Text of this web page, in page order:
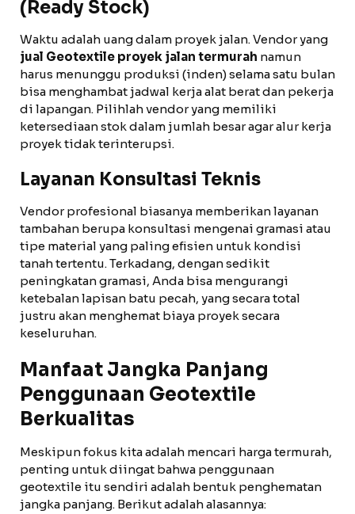
(Ready Stock)
Waktu adalah uang dalam proyek jalan. Vendor yang
jual Geotextile proyek jalan termurah namun
harus menunggu produksi (inden) selama satu bulan
bisa menghambat jadwal kerja alat berat dan pekerja
di lapangan. Pilihlah vendor yang memiliki
ketersediaan stok dalam jumlah besar agar alur kerja
proyek tidak terinterupsi.
Layanan Konsultasi Teknis
Vendor profesional biasanya memberikan layanan
tambahan berupa konsultasi mengenai gramasi atau
tipe material yang paling efisien untuk kondisi
tanah tertentu. Terkadang, dengan sedikit
peningkatan gramasi, Anda bisa mengurangi
ketebalan lapisan batu pecah, yang secara total
justru akan menghemat biaya proyek secara
keseluruhan.
Manfaat Jangka Panjang
Penggunaan Geotextile
Berkualitas
Meskipun fokus kita adalah mencari harga termurah,
penting untuk diingat bahwa penggunaan
geotextile itu sendiri adalah bentuk penghematan
jangka panjang. Berikut adalah alasannya: